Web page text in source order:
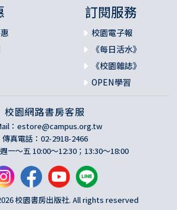
訂閱服務
校園電子報
《每日活水》
《校園雜誌》
OPEN學習
校園網路書房客服
： estore@campus.org.tw
傳真電話：02-2918-2466
一～五 10:00～12:30；13:30～18:00
校園書房出版社. All rights reserved